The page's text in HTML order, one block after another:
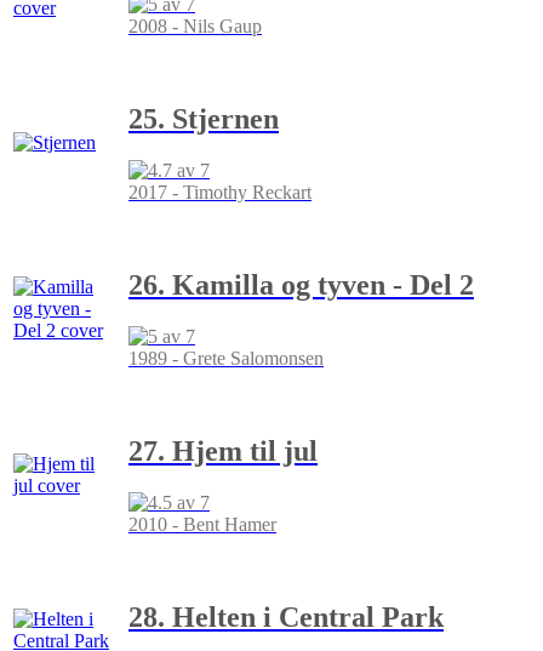
2008 - Nils Gaup
25. Stjernen
2017 - Timothy Reckart
26. Kamilla og tyven - Del 2
1989 - Grete Salomonsen
27. Hjem til jul
2010 - Bent Hamer
28. Helten i Central Park